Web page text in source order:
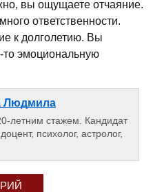
вы ощущаете отчаяние.
ответственности.
к долголетию. Вы
то эмоциональную
Людмила
летним стажем. Кандидат
психолог, астролог,